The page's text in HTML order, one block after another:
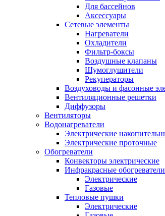
Для бассейнов
Аксессуары
Сетевые элементы
Нагреватели
Охладители
Фильтр-боксы
Воздушные клапаны
Шумоглушители
Рекуператоры
Воздуховоды и фасонные
Вентиляционные решетки
Диффузоры
Вентиляторы
Водонагреватели
Электрические
Электрические проточные
Обогреватели
Конвекторы электрические
Инфракрасные обогреватели
Электрические
Газовые
Тепловые пушки
Электрические